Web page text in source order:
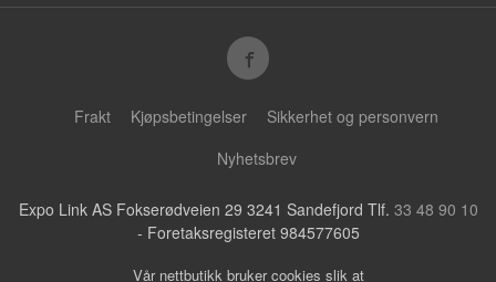
Frakt Kjøpsbetingelser
Sikkerhet og personvern
Nyhetsbrev
Expo Link AS Fokserødveien 29 3241 Sandefjord Tlf. 33 48 90 10
- Foretaksregisteret 984577605
Vår nettbutikk bruker cookies slik at